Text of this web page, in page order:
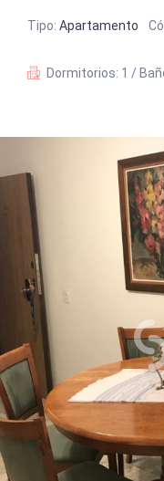
Tipo: Apartamento
Dormitorios: 1 /